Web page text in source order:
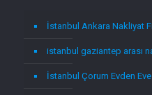
İstanbul Ankara Nakliyat
istanbul gaziantep arası
İstanbul Çorum Evden